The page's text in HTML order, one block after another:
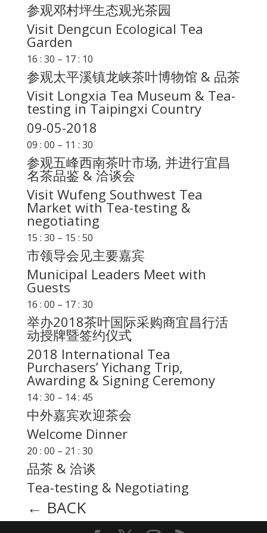
参观邓村坪生态观光茶园
Visit Dengcun Ecological Tea
Garden
16 : 30 – 17 : 10
参观太平溪镇龙峡茶叶博物馆 & 品茶
Visit Longxia Tea Museum & Tea-
testing in Taipingxi Country
09-05-2018
09 : 00 – 11 : 30
参观五峰西南茶叶市场, 并进行宜昌
名茶品鉴 & 洽谈会
Visit Wufeng Southwest Tea
Market with Tea-testing &
negotiating
15 : 30 – 15 : 50
市领导会见主要嘉宾
Municipal Leaders Meet with
Guests
16 : 00 – 17 : 30
举办2018茶叶国际采购商宜昌行活
动授牌暨签约仪式
2018 International Tea
Purchasers’ Yichang Trip,
Awarding & Signing Ceremony
14 : 30 – 14 : 45
中外嘉宾欢迎茶会
Welcome Dinner
20 : 00 – 21 : 30
品茶 & 洽谈
Tea-testing & Negotiating
← BACK